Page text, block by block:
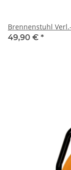
Brennenstuhl
49,90 € *